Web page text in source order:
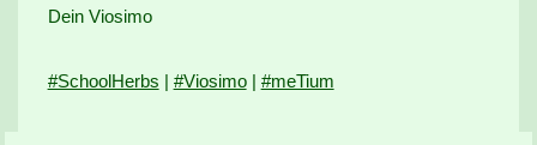
Dein Viosimo
#SchoolHerbs | #Viosimo| #meTium